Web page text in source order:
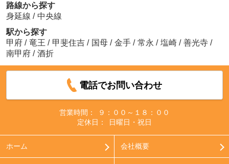
路線から探す
身延線 / 中央線
駅から探す
甲府 / 竜王 / 甲斐住吉 / 国母 / 金手 / 常永 / 塩崎 / 善光寺 /
南甲府 / 酒折
電話でお問い合わせ
営業時間：
９：００～１８：００
定休日：
日曜日・祝日
ホーム 会社概要